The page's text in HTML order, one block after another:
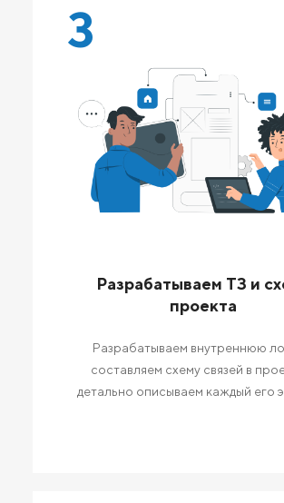
3
Разрабатываем ТЗ и
проекта
Разрабатываем внутреннюю
составляем схему связей в
детально описываем каждый его